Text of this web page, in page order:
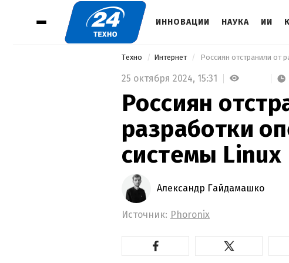
ИННОВАЦИИ НАУКА ИИ
Техно Интернет Россиян отстранили от
25 октября 2024, 15:31
Россиян
разработки
системы Linux
Александр Гайдамашко
Источник: Phoronix